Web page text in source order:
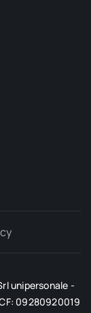
unipersonale -
09280920019